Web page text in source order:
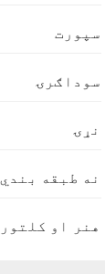
سپورت
سوداګرۍ
نړۍ
نه طبقه بندي
هنر او کلتور